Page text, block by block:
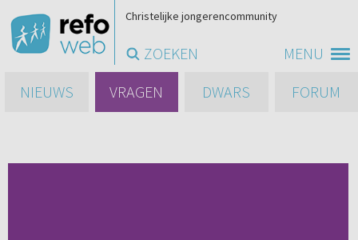
MENU
Christelijke jongerencommunity
ZOEKEN
NIEUWS
VRAGEN DWARS FORUM